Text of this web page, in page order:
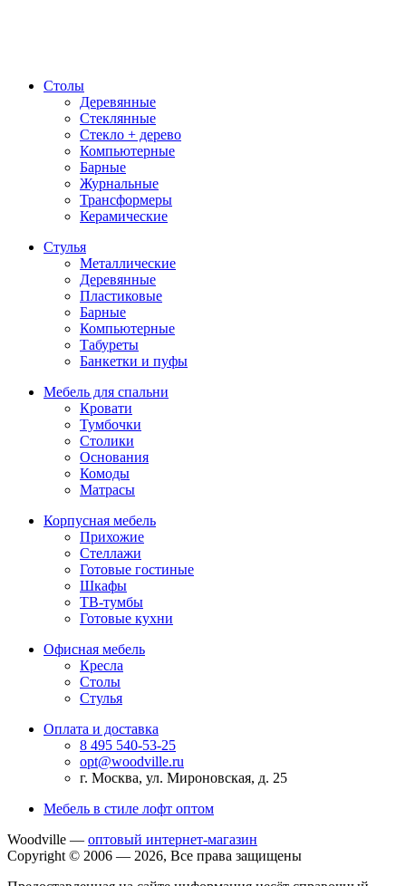
Столы
Деревянные
Стеклянные
Стекло + дерево
Компьютерные
Барные
Журнальные
Трансформеры
Керамические
Стулья
Металлические
Деревянные
Пластиковые
Барные
Компьютерные
Табуреты
Банкетки и пуфы
Мебель для спальни
Кровати
Тумбочки
Столики
Основания
Комоды
Матрасы
Корпусная мебель
Прихожие
Стеллажи
Готовые гостиные
Шкафы
ТВ-тумбы
Готовые кухни
Офисная мебель
Кресла
Столы
Стулья
Оплата и доставка
8 495 540-53-25
opt@woodville.ru
г. Москва, ул. Мироновская, д. 25
Мебель в стиле лофт оптом
Woodville — оптовый интернет-магазин
Copyright © 2006 — 2026, Все права защищены